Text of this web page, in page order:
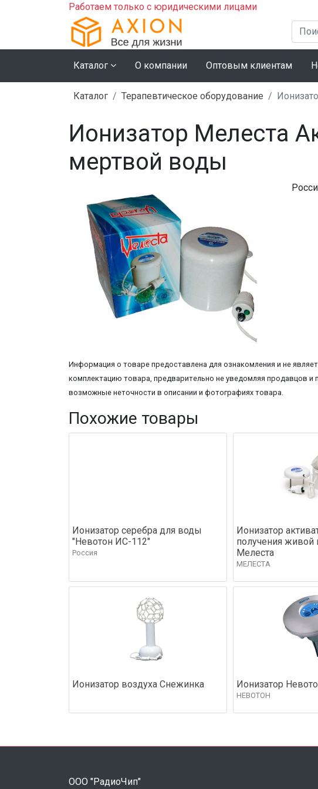
Работаем только с юридическими лицами
Каталог О компании Оптовым клиентам
Каталог Терапевтическое оборудование
Ионизатор Мелеста
мертвой воды
Информация о товаре предоставлена для ознакомления и не
комплектацию товара, предварительно не уведомляя продавцов и
возможные неточности в описании и фотографиях товара.
Похожие товары
Ионизатор серебра для воды
"Невотон ИC-112"
Россия
Ионизатор
получения
Мелеста
МЕЛЕСТА
Ионизатор воздуха Снежинка Ионизатор
НЕВОТОН
ООО "РадиоЧип"